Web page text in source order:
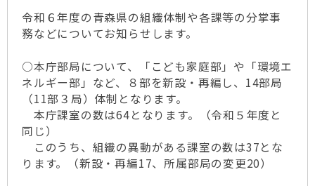
令和６年度の青森県の組織体制や各課等の分掌事
務などについてお知らせします。
○本庁部局について、「こども家庭部」や「環境エ
ネルギー部」など、８部を新設・再編し、14部局
（11部３局）体制となります。
本庁課室の数は64となります。（令和５年度と
同じ）
このうち、組織の異動がある課室の数は37とな
ります。（新設・再編17、所属部局の変更20）